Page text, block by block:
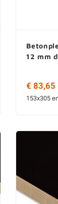
12 mm
€ 83,65
153x305